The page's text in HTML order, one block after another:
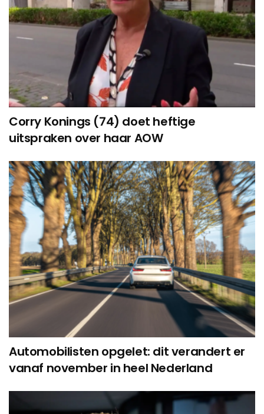
Corry Konings (74) doet heftige
uitspraken over haar AOW
Automobilisten opgelet: dit verandert er
vanaf november in heel Nederland